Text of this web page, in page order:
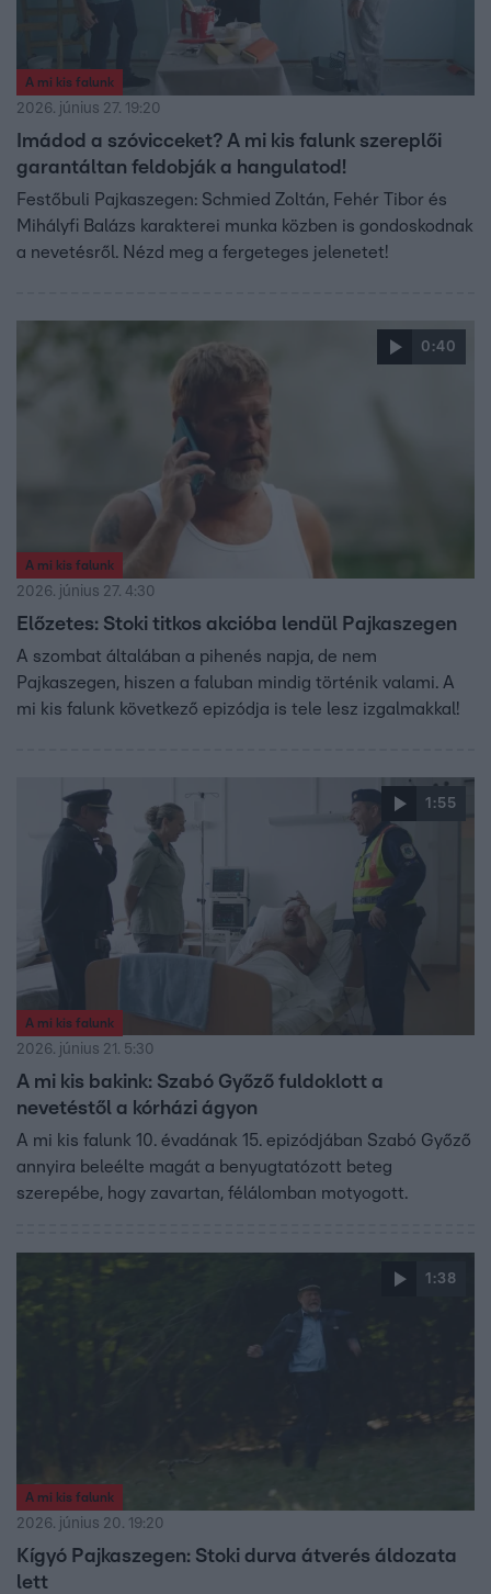
A mi kis falunk
2026. június 27. 19:20
Imádod a szóvicceket? A mi kis falunk szereplői
garantáltan feldobják a hangulatod!
Festőbuli Pajkaszegen: Schmied Zoltán, Fehér Tibor és
Mihályfi Balázs karakterei munka közben is gondoskodnak
a nevetésről. Nézd meg a fergeteges jelenetet!
0:40
A mi kis falunk
2026. június 27. 4:30
Előzetes: Stoki titkos akcióba lendül Pajkaszegen
A szombat általában a pihenés napja, de nem
Pajkaszegen, hiszen a faluban mindig történik valami. A
mi kis falunk következő epizódja is tele lesz izgalmakkal!
1:55
A mi kis falunk
2026. június 21. 5:30
A mi kis bakink: Szabó Győző fuldoklott a
nevetéstől a kórházi ágyon
A mi kis falunk 10. évadának 15. epizódjában Szabó Győző
annyira beleélte magát a benyugtatózott beteg
szerepébe, hogy zavartan, félálomban motyogott.
1:38
A mi kis falunk
2026. június 20. 19:20
Kígyó Pajkaszegen: Stoki durva átverés áldozata
lett